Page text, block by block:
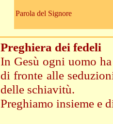
Parola del Signore
Preghiera dei fedeli
In Gesù ogni uomo
di fronte alle
delle schiavitù.
Preghiamo insieme e